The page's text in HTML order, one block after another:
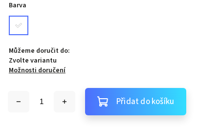
Barva
Můžeme doručit do:
Zvolte variantu
Možnosti doručení
Přidat do košíku